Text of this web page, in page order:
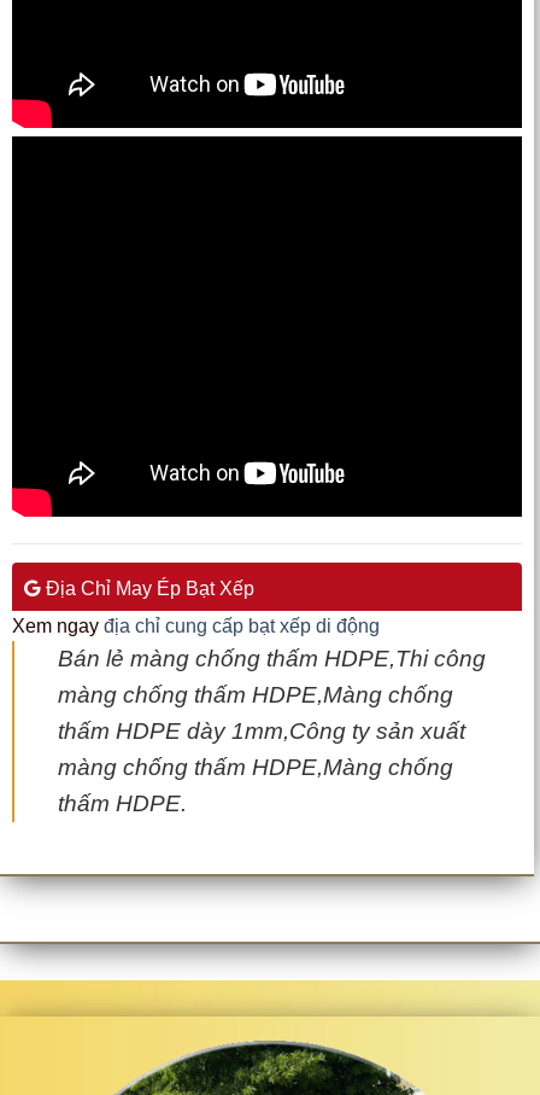
Địa Chỉ May Ép Bạt Xếp
Xem ngay địa chỉ cung cấp bạt xếp di động
Bán lẻ màng chống thấm HDPE,Thi công
màng chống thấm HDPE,Màng chống
thấm HDPE dày 1mm,Công ty sản xuất
màng chống thấm HDPE,Màng chống
thấm HDPE.